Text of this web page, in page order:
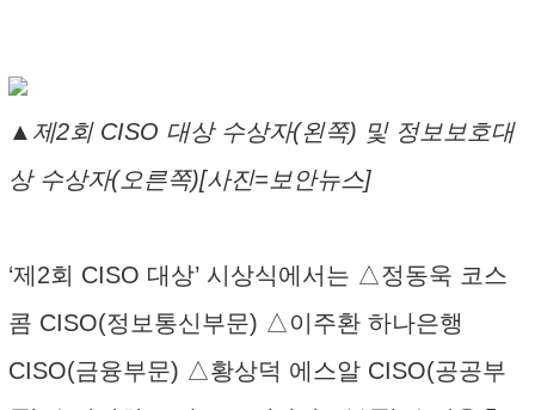
▲제2회 CISO 대상 수상자(왼쪽) 및 정보보호대
상 수상자(오른쪽)[사진=보안뉴스]
‘제2회 CISO 대상’ 시상식에서는 △정동욱 코스
콤 CISO(정보통신부문) △이주환 하나은행
CISO(금융부문) △황상덕 에스알 CISO(공공부